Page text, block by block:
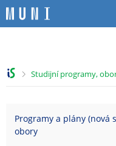
>
Studijní programy,
Programy a plány (nová
obory